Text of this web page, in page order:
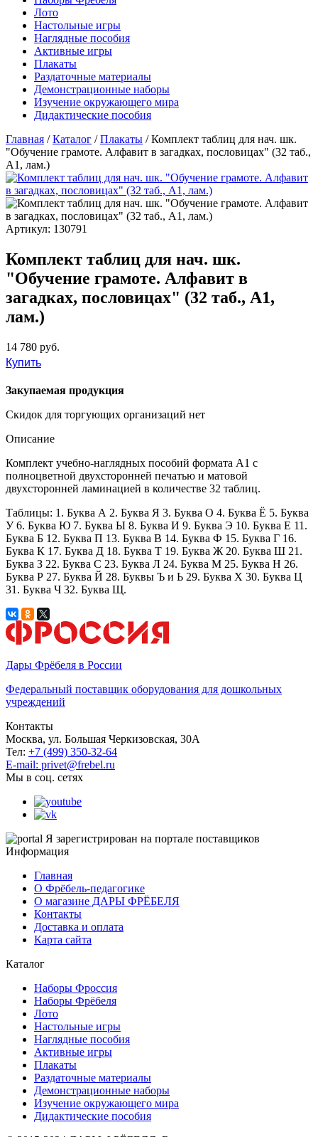
Лото
Настольные игры
Наглядные пособия
Активные игры
Плакаты
Раздаточные материалы
Демонстрационные наборы
Изучение окружающего мира
Дидактические пособия
Главная /Каталог /Плакаты /Комплект таблиц для нач. шк.
"Обучение грамоте. Алфавит в загадках, пословицах" (32 таб.,
А1, лам.)
Артикул: 130791
Комплект таблиц для нач. шк.
"Обучение грамоте. Алфавит в
загадках, пословицах" (32 таб., А1,
лам.)
14 780 руб.
Купить
Закупаемая продукция
Скидок для торгующих организаций нет
Описание
Комплект учебно-наглядных пособий формата А1 с
полноцветной двухсторонней печатью и матовой
двухсторонней ламинацией в количестве 32 таблиц.
Таблицы: 1. Буква А 2. Буква Я 3. Буква О 4. Буква Ё 5. Буква
У 6. Буква Ю 7. Буква Ы 8. Буква И 9. Буква Э 10. Буква Е 11.
Буква Б 12. Буква П 13. Буква В 14. Буква Ф 15. Буква Г 16.
Буква К 17. Буква Д 18. Буква Т 19. Буква Ж 20. Буква Ш 21.
Буква З 22. Буква С 23. Буква Л 24. Буква М 25. Буква Н 26.
Буква Р 27. Буква Й 28. Буквы Ъ и Ь 29. Буква Х 30. Буква Ц
31. Буква Ч 32. Буква Щ.
Дары Фрёбеля в России
Федеральный поставщик оборудования для дошкольных
учреждений
Контакты
Москва, ул. Большая Черкизовская, 30А
Тел: +7 (499) 350-32-64
E-mail: privet@frebel.ru
Мы в соц. сетях
Я зарегистрирован на портале поставщиков
Информация
Главная
О Фрёбель-педагогике
О магазине ДАРЫ ФРЁБЕЛЯ
Контакты
Доставка и оплата
Карта сайта
Каталог
Наборы Фроссия
Наборы Фрёбеля
Лото
Настольные игры
Наглядные пособия
Активные игры
Плакаты
Раздаточные материалы
Демонстрационные наборы
Изучение окружающего мира
Дидактические пособия